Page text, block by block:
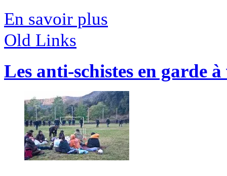
En savoir plus
Old Links
Les anti-schistes en garde à